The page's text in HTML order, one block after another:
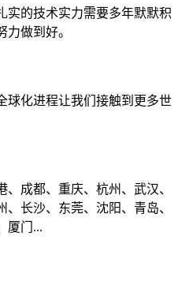
实的技术实力需要多年默默积
做到好。
球化进程让我们接触到更多世
成都、重庆、杭州、武汉、
长沙、东莞、沈阳、青岛、
厦门...